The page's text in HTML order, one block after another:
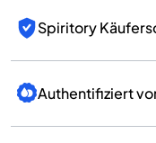
Spiritory
Authentifiziert